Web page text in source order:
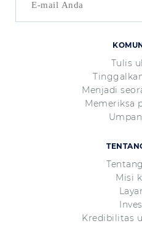
Tulis
Menjadi
Memeriksa
Misi
Kredibilitas